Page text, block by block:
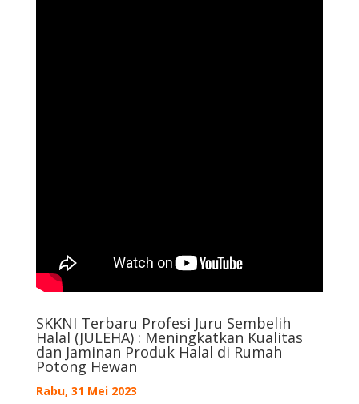
SKKNI Terbaru Profesi Juru Sembelih
Halal (JULEHA) : Meningkatkan Kualitas
dan Jaminan Produk Halal di Rumah
Potong Hewan
Rabu, 31 Mei 2023